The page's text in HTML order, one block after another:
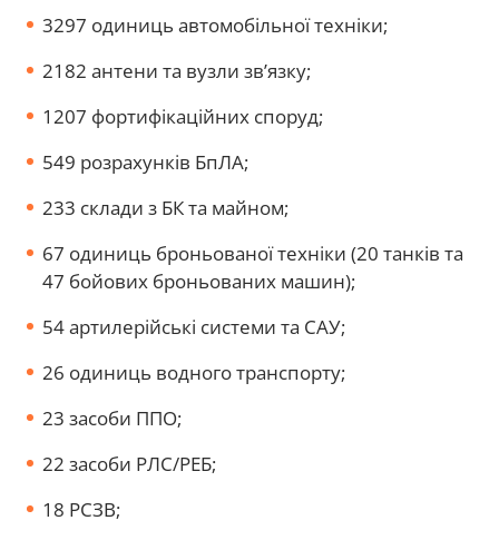
3297 одиниць автомобільної техніки;
2182 антени та вузли зв’язку;
1207 фортифікаційних споруд;
549 розрахунків БпЛА;
233 склади з БК та майном;
67 одиниць броньованої техніки (20 танків та
47 бойових броньованих машин);
54 артилерійські системи та САУ;
26 одиниць водного транспорту;
23 засоби ППО;
22 засоби РЛС/РЕБ;
18 РСЗВ;